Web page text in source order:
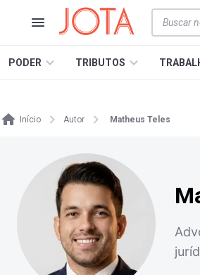
PODER TRIBUTOS
Início Autor Matheus Teles